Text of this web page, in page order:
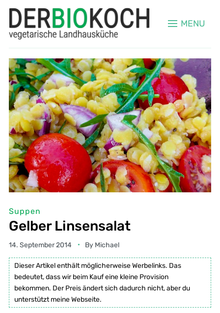
MENU
Suppen
Gelber Linsensalat
14. September 2014 By Michael
Dieser Artikel enthält möglicherweise Werbelinks. Das
bedeutet, dass wir beim Kauf eine kleine Provision
bekommen. Der Preis ändert sich dadurch nicht, aber du
unterstützt meine Webseite.